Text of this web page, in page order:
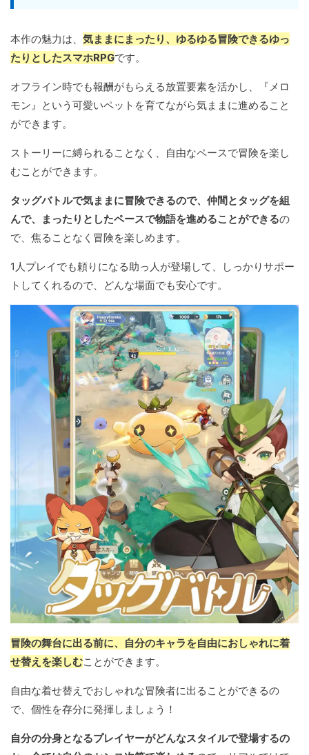
本作の魅力は、 気ままにまったり、ゆるゆる冒険できるゆっ
たりとしたスマホRPGです。
オフライン時でも報酬がもらえる放置要素を活かし、『メロ
モン』という可愛いペットを育てながら気ままに進めること
ができます。
ストーリーに縛られることなく、自由なペースで冒険を楽し
むことができます。
タッグバトルで気ままに冒険できるので、仲間とタッグを組
んで、まったりとしたペースで物語を進めることができるの
で、焦ることなく冒険を楽しめます。
1人プレイでも頼りになる助っ人が登場して、しっかりサポー
トしてくれるので、どんな場面でも安心です。
冒険の舞台に出る前に、自分のキャラを自由におしゃれに着
せ替えを楽しむことができます。
自由な着せ替えでおしゃれな冒険者に出ることができるの
で、個性を存分に発揮しましょう！
自分の分身となるプレイヤーがどんなスタイルで登場するの